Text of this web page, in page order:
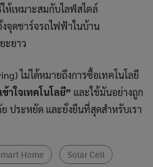
ห้เหมาะสมกับไลฟ์สไตล์
จุดชาร์จรถไฟฟ้าในบ้าน
ะยาว
ไม่ได้หมายถึงการซื้อเทคโนโลยี
ข้าใจเทคโนโลยี” และใช้มันอย่างถูก
ประหยัด และยั่งยืนที่สุดสำหรับเรา
Home Solar Cell